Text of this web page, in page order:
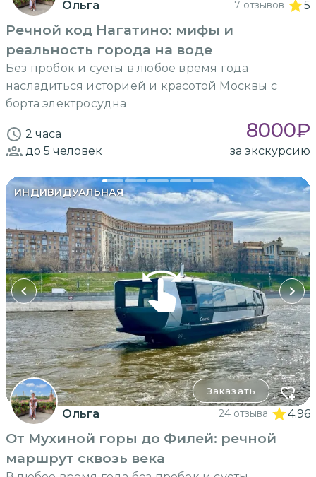
Ольга 7 отзывов 5
Речной код Нагатино: мифы и
реальность города на воде
Без пробок и суеты в любое время года
насладиться историей и красотой Москвы с
борта электросудна
2 часа 8000₽
до 5 человек за экскурсию
ИНДИВИДУАЛЬНАЯ
Заказать
Ольга 24 отзыва 4.96
От Мухиной горы до Филей: речной
маршрут сквозь века